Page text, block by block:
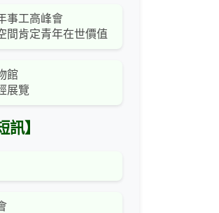
事工高峰會
間肯定青年在世價值
館
展覽
訊】